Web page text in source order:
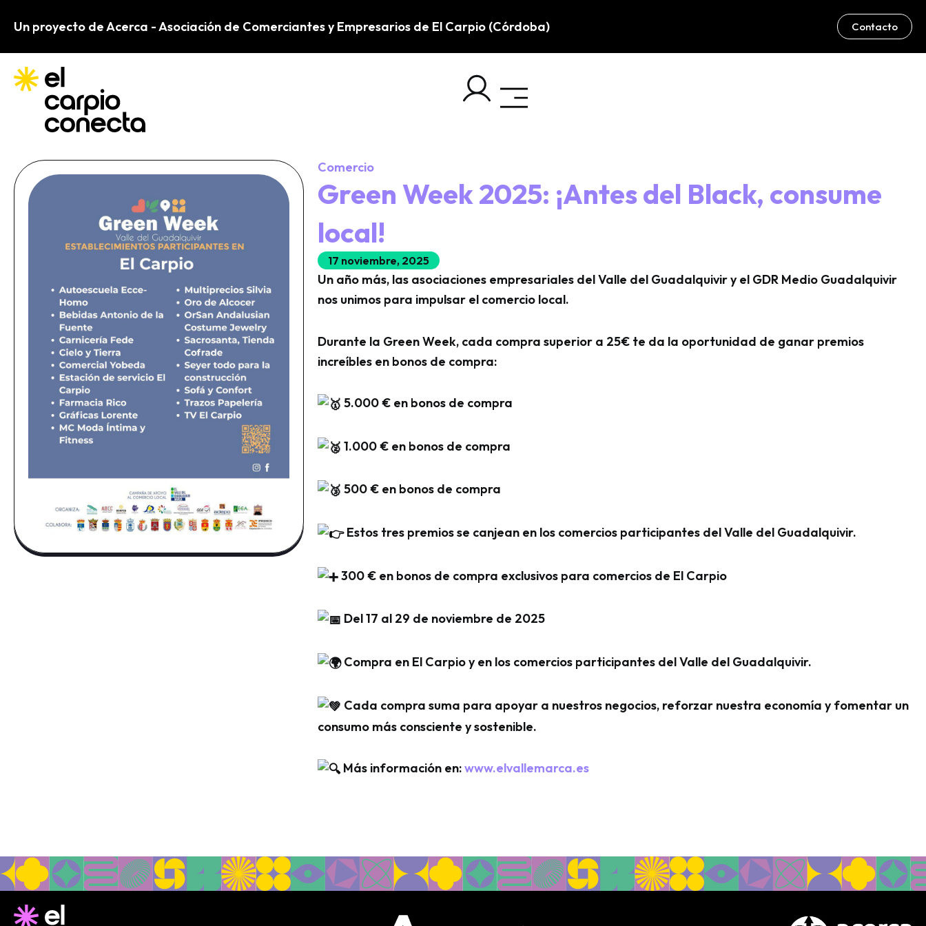
Un proyecto de Acerca - Asociación de Comerciantes y Empresarios de El Carpio (Córdoba) Contacto
Comercio
Green Week 2025: ¡Antes del Black, consume
local!
17 noviembre, 2025
Un año más, las asociaciones empresariales del Valle del Guadalquivir y el GDR Medio Guadalquivir
nos unimos para impulsar el comercio local.
Durante la Green Week, cada compra superior a 25€ te da la oportunidad de ganar premios
increíbles en bonos de compra:
5.000 € en bonos de compra
1.000 € en bonos de compra
500 € en bonos de compra
Estos tres premios se canjean en los comercios participantes del Valle del Guadalquivir.
300 € en bonos de compra exclusivos para comercios de El Carpio
Del 17 al 29 de noviembre de 2025
Compra en El Carpio y en los comercios participantes del Valle del Guadalquivir.
Cada compra suma para apoyar a nuestros negocios, reforzar nuestra economía y fomentar un
consumo más consciente y sostenible.
Más información en:www.elvallemarca.es